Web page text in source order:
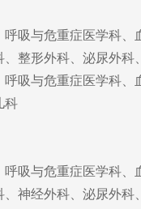
吸与危重症医学科
整形外科、泌尿外
吸与危重症医学科
科
吸与危重症医学科
神经外科、泌尿外